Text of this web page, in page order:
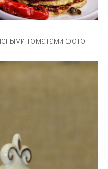
томатами фото